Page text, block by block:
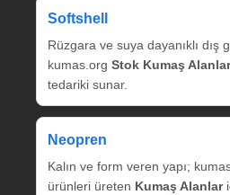
Softshell
Rüzgara ve suya dayanıklı dış
kumas.org Stok Kumaş Alanlar
tedariki sunar.
Neopren
Kalın ve form veren yapı;
ürünleri üreten Kumaş Alanlar